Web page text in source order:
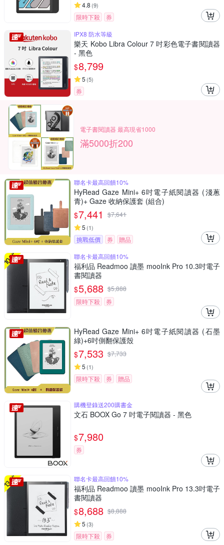
4.8 (9)
限時下殺
券
IPX8 防水等級
樂天 Kobo Libra Colour 7 吋彩色電子書閱讀器
- 黑色
$8,799
5 (5)
券
電子書閱讀器 最高現省1000
滿5000折200
聯名卡最高回饋10%
HyRead Gaze Mini+ 6吋電子紙閱讀器 (淺蔥
青)+ Gaze 收納保護套 (組合)
$7,441 $7,641
5 (1)
挑戰低價 券
贈品
聯名卡最高回饋10%
福利品 Readmoo 讀墨 mooInk Pro 10.3吋電子
書閱讀器
$5,688 $5,888
限時下殺
券
HyRead Gaze Mini+ 6吋電子紙閱讀器 (石墨
綠)+6吋側翻保護殼
$7,533 $7,733
5 (1)
限時下殺 券 贈品
購機登錄送200購書金
文石 BOOX Go 7 吋電子閱讀器 - 黑色
$7,980
券
聯名卡最高回饋10%
福利品 Readmoo 讀墨 mooInk Pro 13.3吋電子
書閱讀器
$8,688 $8,888
5 (3)
限時下殺
券